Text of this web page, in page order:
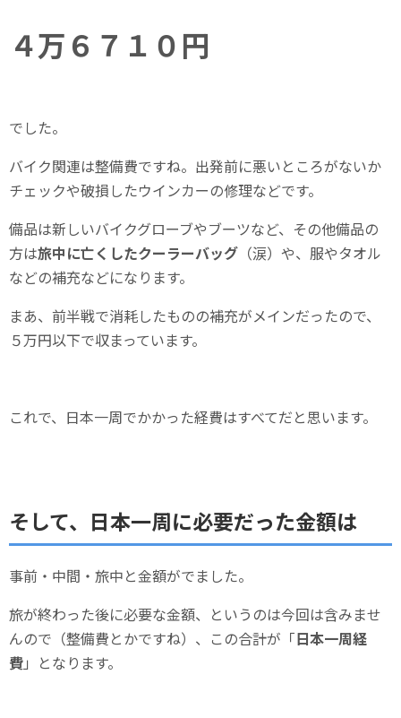
４万６７１０円
でした。
バイク関連は整備費ですね。出発前に悪いところがないか
チェックや破損したウインカーの修理などです。
備品は新しいバイクグローブやブーツなど、その他備品の
方は旅中に亡くしたクーラーバッグ （涙）や、服やタオル
などの補充などになります。
まあ、前半戦で消耗したものの補充がメインだったので、
５万円以下で収まっています。
これで、日本一周でかかった経費はすべてだと思います。
そして、日本一周に必要だった金額は
事前・中間・旅中と金額がでました。
旅が終わった後に必要な金額、というのは今回は含みませ
んので（整備費とかですね）、この合計が「日本一周経
費」となります。